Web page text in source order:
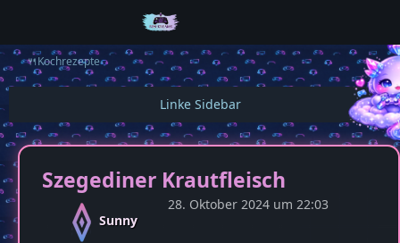
🍴Kochrezepte
Szegediner Krautfleisch
Sunny
28. Oktober 2024 um 22:03